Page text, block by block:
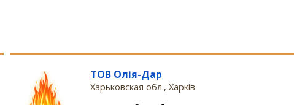
ТОВ Олія-Дар
Харьковская обл., Харків